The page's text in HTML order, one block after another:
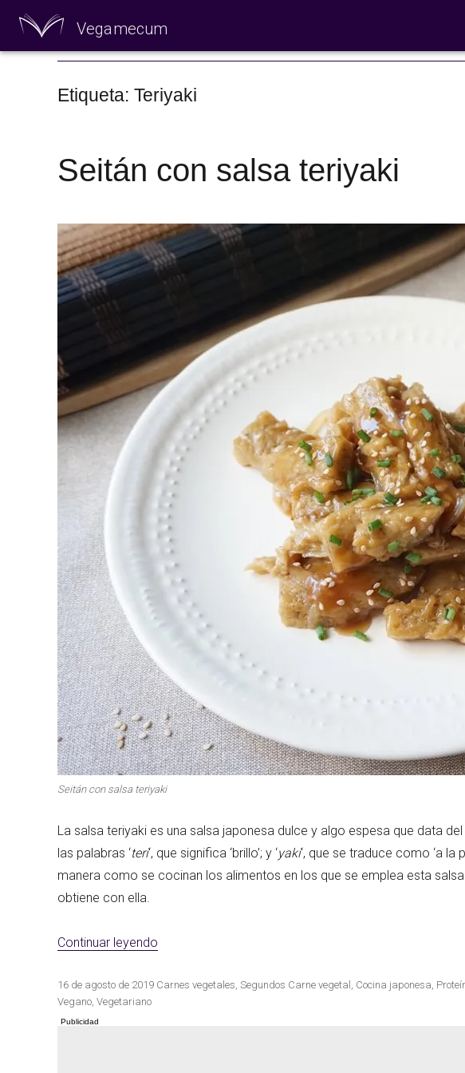
Vegamecum
Primeros para brillar Segundos irresistibles
Carnes 2.0 Bella Italia La
Cocina de invierno
Las mejores recetas
Etiqueta: Teriyaki
Seitán con salsa teriyaki
Seitán con salsa teriyaki
La salsa teriyaki es una salsa japonesa dulce y algo espesa que data
las palabras ‘teri‘, que significa ‘brillo’; y ‘yaki‘, que se traduce como ‘a la
manera como se cocinan los alimentos en los que se emplea esta
obtiene con ella.
Continuar leyendo
Publicado
el
16 de agosto de 2019 Categorías
Carnes vegetales, Segundos Etiquetas
Carne vegetal , Cocina japonesa,
Vegano, Vegetariano